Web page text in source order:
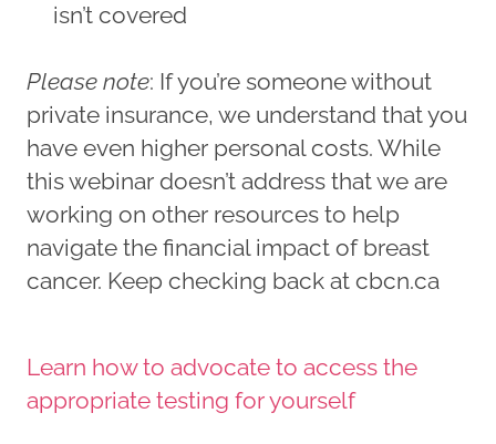
isn’t covered
Please note: If you’re someone without
private insurance, we understand that you
have even higher personal costs. While
this webinar doesn’t address that we are
working on other resources to help
navigate the financial impact of breast
cancer. Keep checking back at cbcn.ca
Learn how to advocate to access the
appropriate testing for yourself